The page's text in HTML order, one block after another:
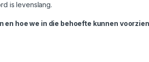
is levenslang.
hoe we in die behoefte kunnen